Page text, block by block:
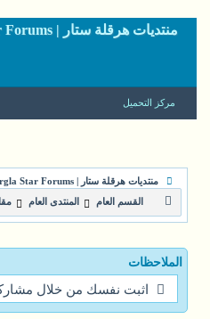
منتديات هرقلة ستار | Hergla Star Forums
مركز التحميل
منتديات هرقلة ستار | Hergla Star Forums
القسم العام
المنتدى العام
الملاحظات
اثبت نفسك من خلال